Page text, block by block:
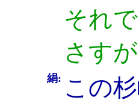
それ
さす
絹: この